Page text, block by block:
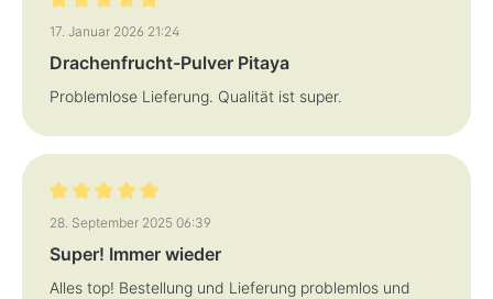
Bewertung mit 5 von 5 Sternen
17. Januar 2026 21:24
Drachenfrucht-Pulver Pitaya
Problemlose Lieferung. Qualität ist super.
Bewertung mit 5 von 5 Sternen
28. September 2025 06:39
Super! Immer wieder
Alles top! Bestellung und Lieferung problemlos und